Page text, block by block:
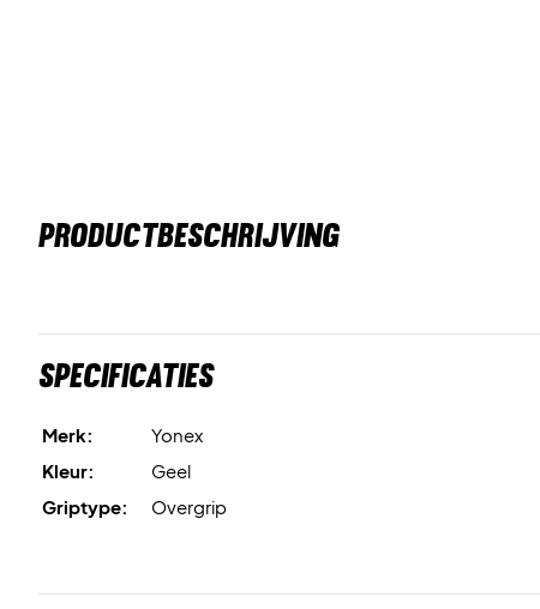
PRODUCTBESCHRIJVING
Specificaties
Merk:
Yonex
Kleur:
Geel
Griptype:
Overgrip